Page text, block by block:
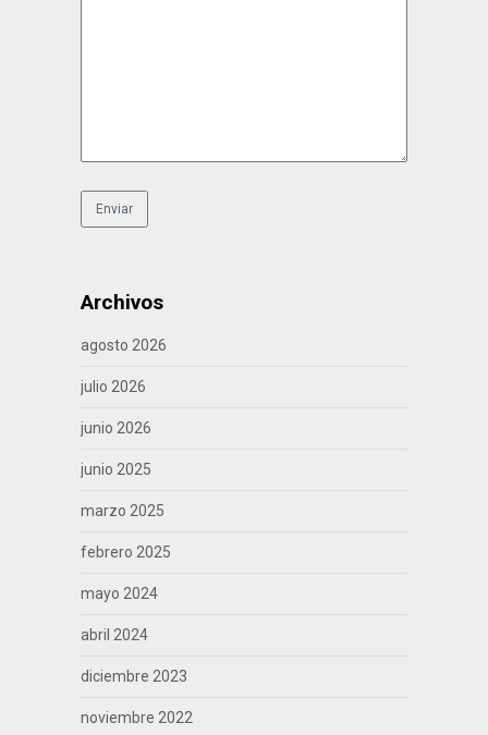
Archivos
agosto 2026
julio 2026
junio 2026
junio 2025
marzo 2025
febrero 2025
mayo 2024
abril 2024
diciembre 2023
noviembre 2022